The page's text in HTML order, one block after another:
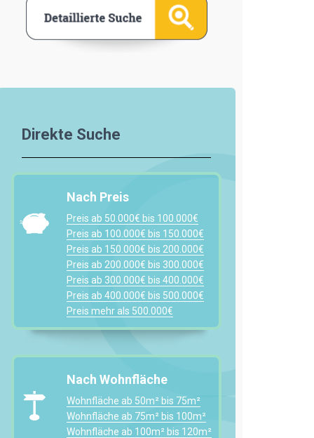
Direkte Suche
Nach Preis
Preis ab 50.000€ bis 100.000€
Preis ab 100.000€ bis 150.000€
Preis ab 150.000€ bis 200.000€
Preis ab 200.000€ bis 300.000€
Preis ab 300.000€ bis 400.000€
Preis ab 400.000€ bis 500.000€
Preis mehr als 500.000€
Nach Wohnfläche
Wohnfläche ab 50m² bis 75m²
Wohnfläche ab 75m² bis 100m²
Wohnfläche ab 100m² bis 120m²